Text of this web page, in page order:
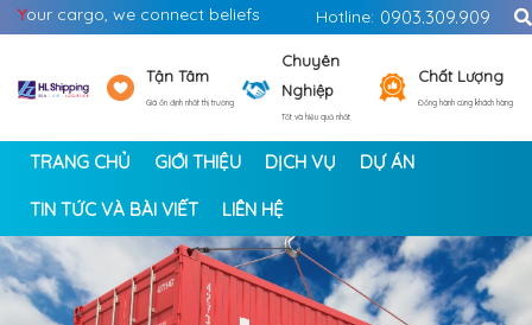
Your cargo, we connect beliefs Hotline: 0903.309.909
Tận Tâm
Giá ổn định nhất thị trường
Chuyên
Nghiệp
Tốt và hiệu quả nhất
Chất Lượng
Đồng hành cùng khách hàng
TRANG CHỦ GIỚI THIỆU DỊCH VỤ DỰ ÁN
TIN TỨC VÀ BÀI VIẾT LIÊN HỆ